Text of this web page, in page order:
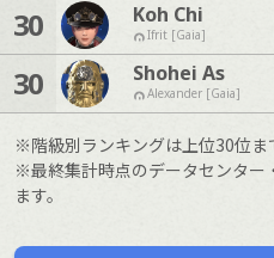
30 Koh Chi
Ifrit [Gaia]
30 Shohei As
Alexander [Gaia]
※階級別ランキングは上位30位ま
※最終集計時点のデータセンター
ます。